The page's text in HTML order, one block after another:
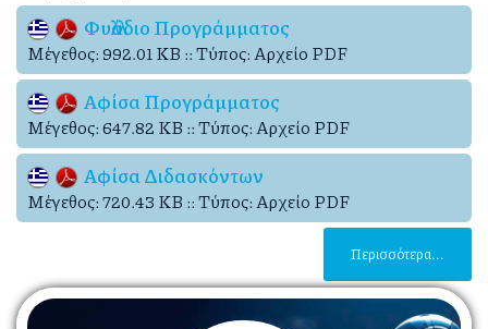
Φυλλάδιο Προγράμματος
Mέγεθος: 992.01 KB :: Τύπος: Αρχείο PDF
Αφίσα Προγράμματος
Mέγεθος: 647.82 KB :: Τύπος: Αρχείο PDF
Αφίσα Διδασκόντων
Mέγεθος: 720.43 KB :: Τύπος: Αρχείο PDF
Περισσότερα...